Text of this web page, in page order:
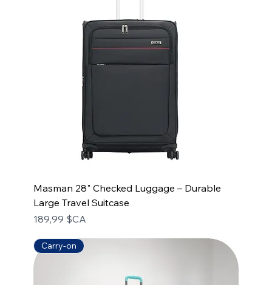
Masman 28" Checked Luggage – Durable
Large Travel Suitcase
Prix
189,99 $CA
Carry-on